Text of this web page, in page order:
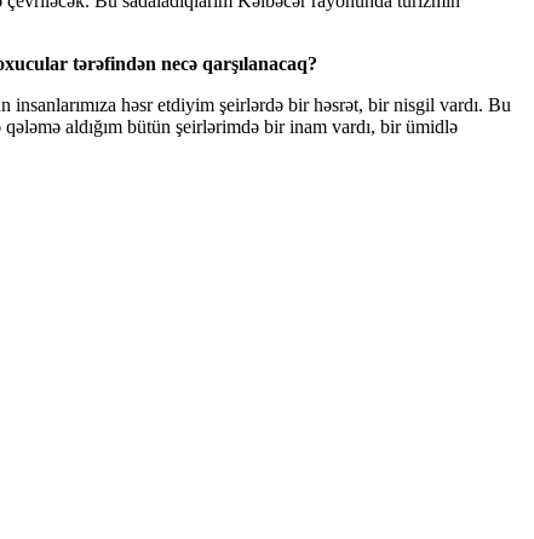
tərəfindən necə qarşılanacaq?
insanlarımıza həsr etdiyim şeirlərdə bir həsrət, bir nisgil vardı. Bu
aldığım bütün şeirlərimdə bir inam vardı, bir ümidlə